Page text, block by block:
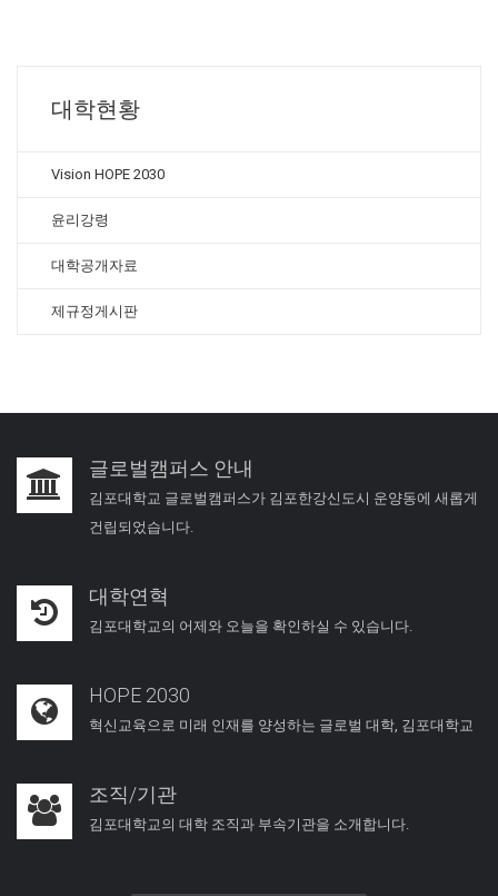
대학현황
Vision HOPE 2030
윤리강령
대학공개자료
제규정게시판
글로벌캠퍼스 안내
김포대학교 글로벌캠퍼스가 김포한강신도시 운양동에 새롭게
건립되었습니다.
대학연혁
김포대학교의 어제와 오늘을 확인하실 수 있습니다.
HOPE 2030
혁신교육으로 미래 인재를 양성하는 글로벌 대학, 김포대학교
조직/기관
김포대학교의 대학 조직과 부속기관을 소개합니다.